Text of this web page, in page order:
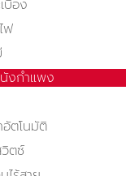
บื้อง
ฟ
งกำแพง
ตโนมัติ
วิตซ์